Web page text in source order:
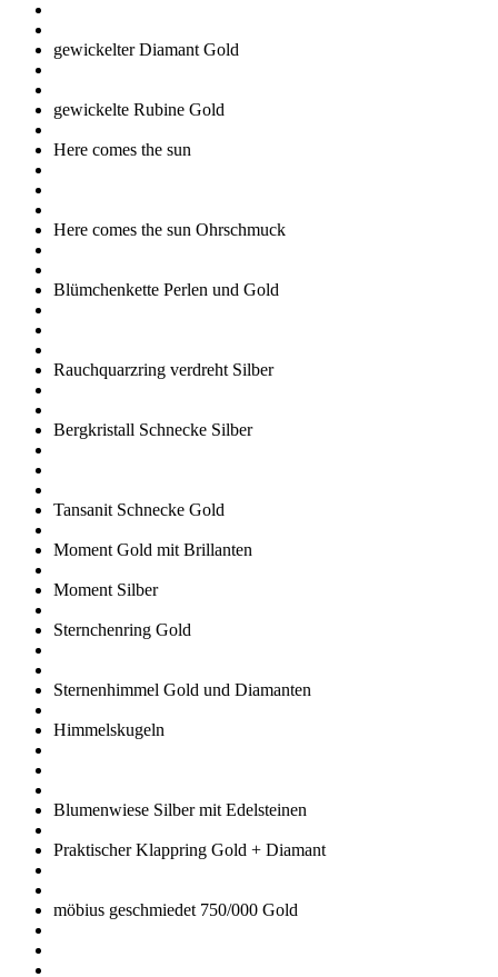
gewickelter Diamant Gold
gewickelte Rubine Gold
Here comes the sun
Here comes the sun Ohrschmuck
Blümchenkette Perlen und Gold
Rauchquarzring verdreht Silber
Bergkristall Schnecke Silber
Tansanit Schnecke Gold
Moment Gold mit Brillanten
Moment Silber
Sternchenring Gold
Sternenhimmel Gold und Diamanten
Himmelskugeln
Blumenwiese Silber mit Edelsteinen
Praktischer Klappring Gold + Diamant
möbius geschmiedet 750/000 Gold